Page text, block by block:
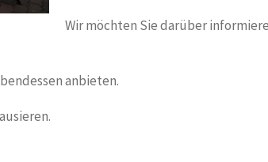
Wir möchten Sie darüber
anbieten.